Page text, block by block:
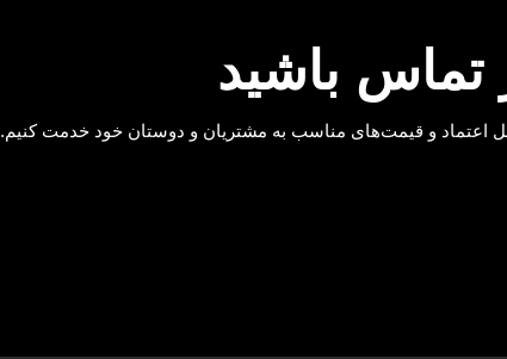
تماس باشید
قابل اعتماد و قیمت‌های مناسب به مشتریان و دوستان خود خدمت کنیم.